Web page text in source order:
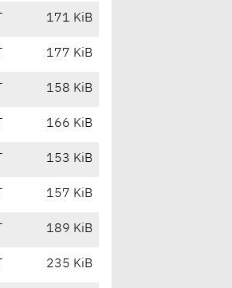
171 KiB
177 KiB
158 KiB
166 KiB
153 KiB
157 KiB
189 KiB
235 KiB